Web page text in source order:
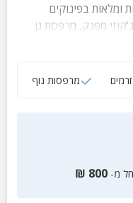
בפינוקים
מפנק, מרפסת גן
נפתלי.
זרמים מרפסות נוף
מ- 800
₪